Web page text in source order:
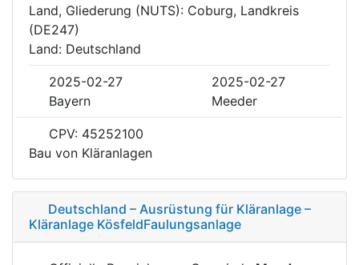
Land, Gliederung (NUTS): Coburg, Landkreis
(DE247)
Land: Deutschland
2025-02-27
2025-02-27
Bayern
Meeder
CPV: 45252100
Bau von Kläranlagen
Deutschland – Ausrüstung für Kläranlage –
Kläranlage KösfeldFaulungsanlage